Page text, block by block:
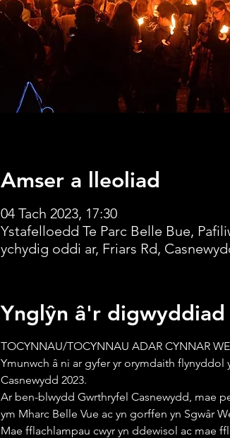
Amser a lleoliad
04 Tach 2023, 17:30
Ystafelloedd Te Parc Belle Bue,
ychydig oddi ar, Friars Rd,
Ynglŷn â'r digwyddiad
TOCYNNAU/TOCYNNAU ADAR CYNNAR
Ymunwch â ni ar gyfer yr orymdaith
Casnewydd 2023.
Ar ben-blwydd Gwrthryfel Casnewydd, mae
ym Mharc Belle Vue ac yn gorffen yn Sgwâr
Mae fflachlampau cwyr yn ddewisol ac mae